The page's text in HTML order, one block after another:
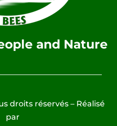
and Nature
droits réservés – Réalisé
par